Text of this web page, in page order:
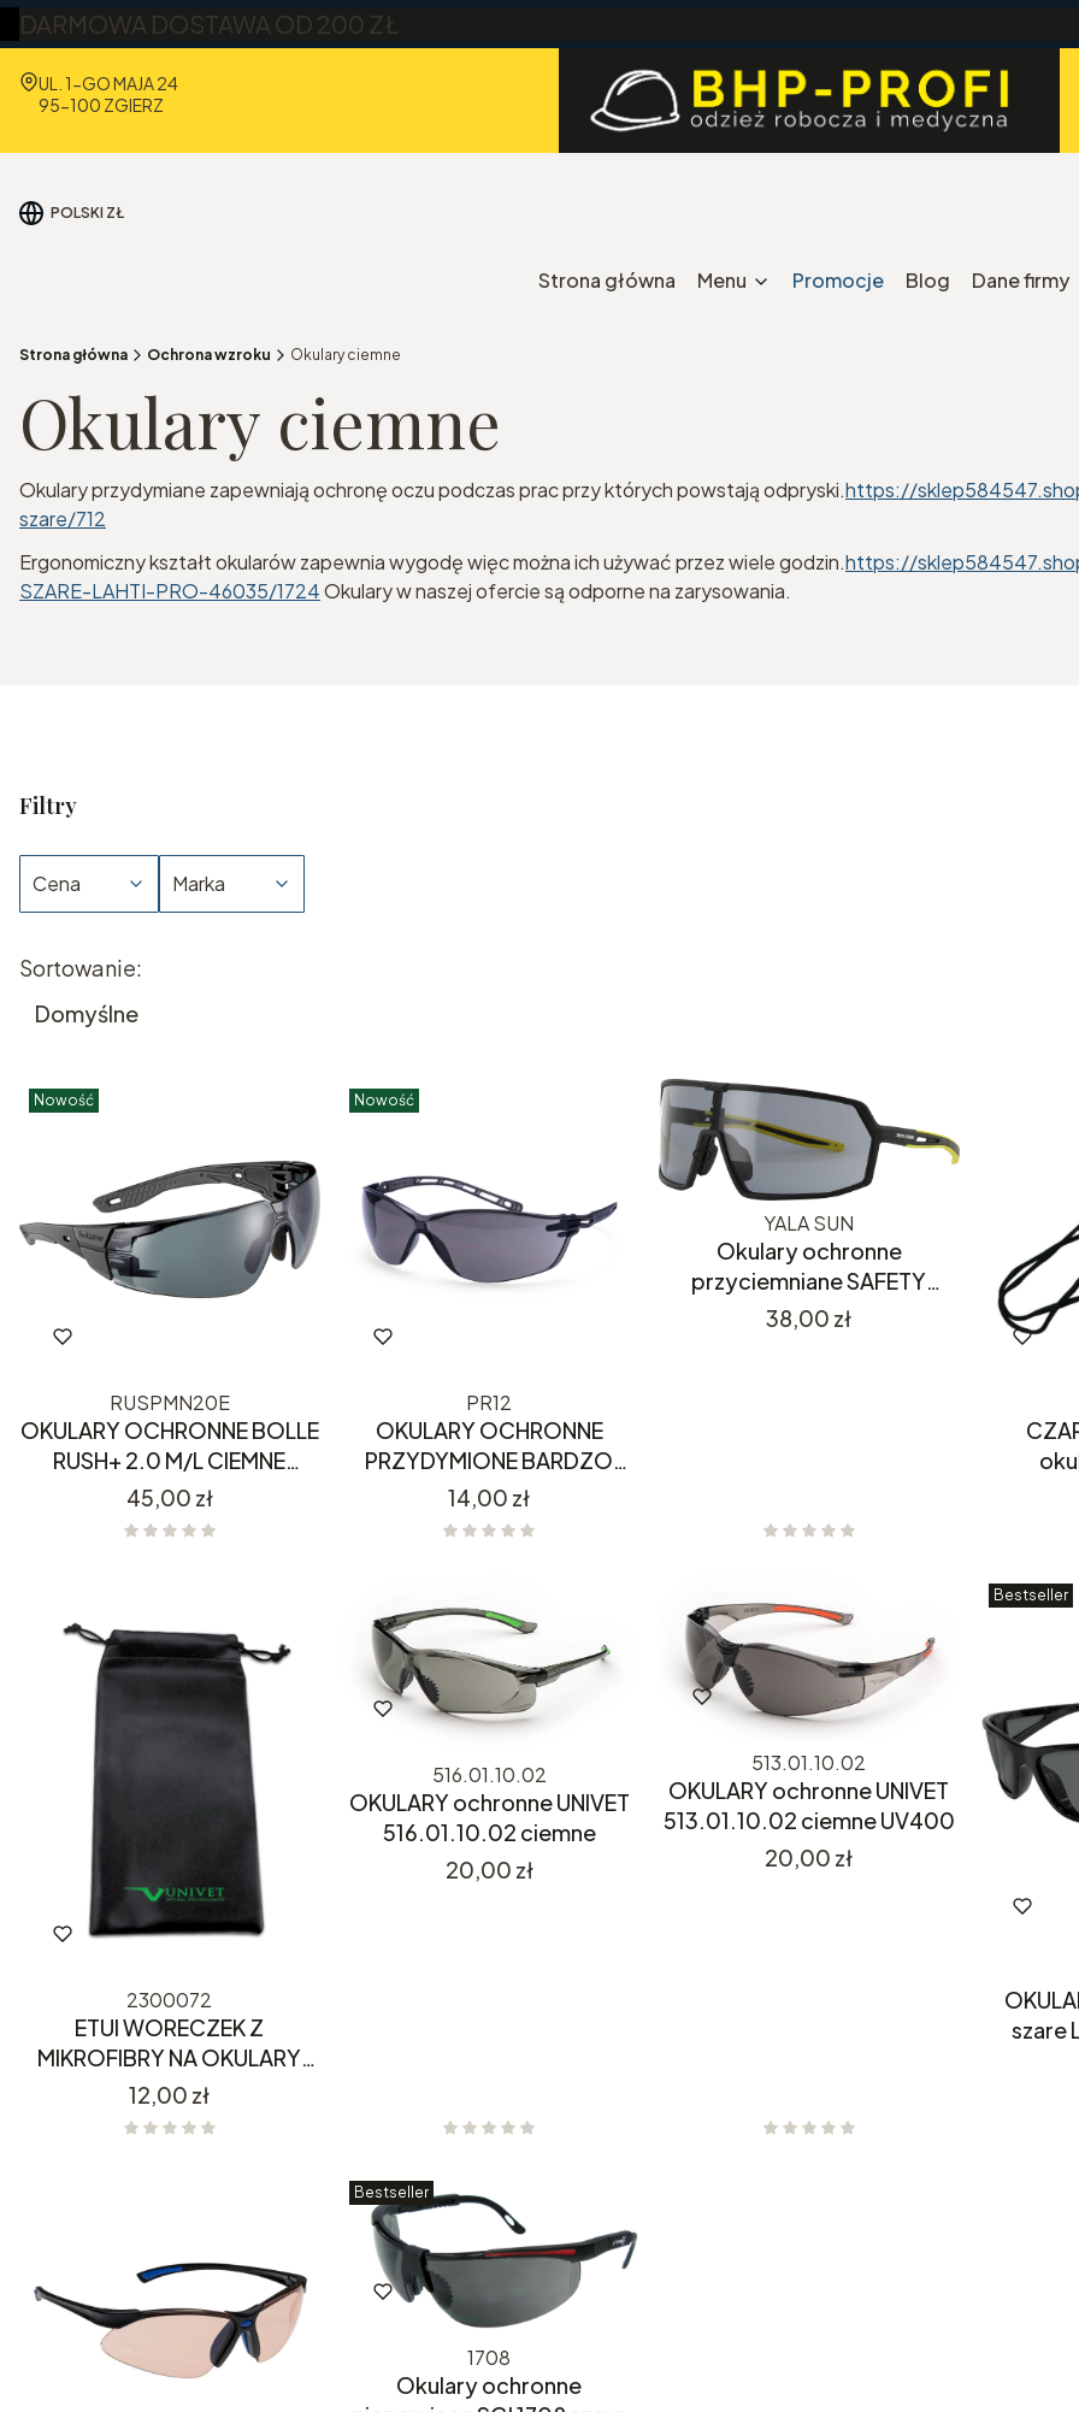
DARMOWA DOSTAWA OD 200 ZŁ
Adres:
UL. 1-GO MAJA 24
95-100 ZGIERZ
POLSKI ZŁ
Strona główna Menu Promocje Blog Dane firmy
Strona główna Ochrona wzroku Okulary ciemne
Okulary ciemne
Okulary przydymiane zapewniają ochronę oczu podczas prac przy których powstają odpryski.https://
szare/712
Ergonomiczny kształt okularów zapewnia wygodę więc można ich używać przez wiele godzin.https://
SZARE-LAHTI-PRO-46035/1724Okulary w naszej ofercie są odporne na zarysowania.
Filtry
Cena Marka
Lista produktów
Sortowanie:
Domyślne
Nowość
RUSPMN20E
OKULARY OCHRONNE BOLLE
RUSH+ 2.0 M/L CIEMNE
RUSPMN20E
Cena
45,00 zł
Nowość
PR12
OKULARY OCHRONNE
PRZYDYMIONE BARDZO
LEKKIE PORTWEST PR12
Cena
14,00 zł
YALA SUN
Okulary ochronne
przyciemniane SAFETY
JOGGER YALA SUN
Cena
38,00 zł
2300072
ETUI WORECZEK Z
MIKROFIBRY NA OKULARY
23000072
Cena
12,00 zł
516.01.10.02
OKULARY ochronne UNIVET
516.01.10.02 ciemne
Cena
20,00 zł
513.01.10.02
OKULARY ochronne UNIVET
513.01.10.02 ciemne UV400
Cena
20,00 zł
Bestseller
szare
Bestseller
1708
Okulary ochronne